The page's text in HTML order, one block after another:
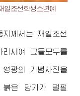
조선학생소년예
지께서는 재일조선
시여 그들모두를
광의 기념사진을
붉은 당기가 펄펄